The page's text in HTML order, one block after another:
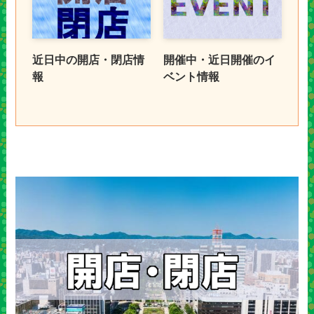
近日中の開店・閉店情
報
開催中・近日開催のイ
ベント情報